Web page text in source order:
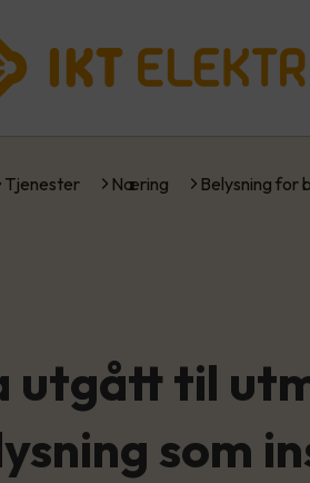
Tjenester Næring Belysning for
utgått til
som